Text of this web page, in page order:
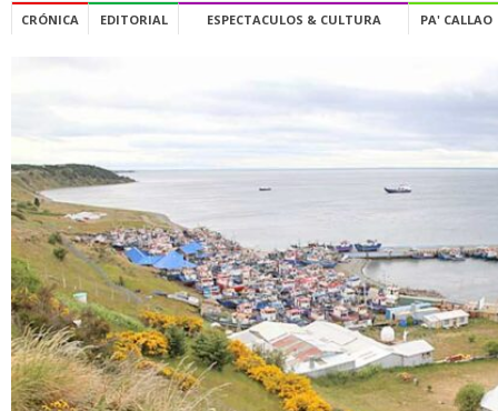
CRÓNICA EDITORIAL ESPECTACULOS & CULTURA PA' CALLAO